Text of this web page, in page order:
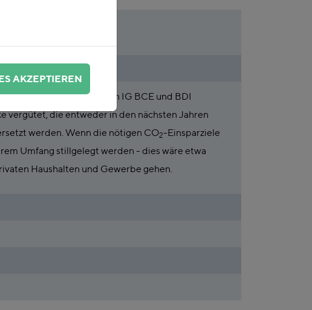
Konzepts von IG BCE und BDI
vergütet, die entweder in den nächsten Jahren
werden. Wenn die nötigen CO2-Einsparziele
Umfang stillgelegt werden - dies wäre etwa
Haushalten und Gewerbe gehen.
AKZEPTIEREN